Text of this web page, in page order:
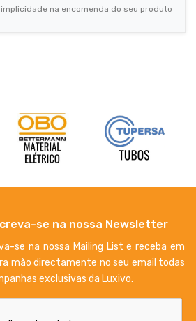
na encomenda do seu produto
se na nossa Newsletter
se na nossa Mailing List e receba em
mão directamente no seu email todas
exclusivas da Luxivo.